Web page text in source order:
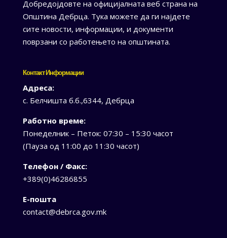
Добредојдовте на официјалната веб страна на
Општина Дебрца. Тука можете да ги најдете
сите новости, информации, и документи
поврзани со работењето на општината.
Контакт Информации
Адреса:
с. Белчишта б.б.,6344, Дебрца
Работно време:
Понеделник – Петок: 07:30 – 15:30 часот
(Пауза од 11:00 до 11:30 часот)
Телефон / Факс:
+389(0)46286855
Е-пошта
contact@debrca.gov.mk